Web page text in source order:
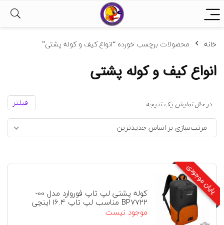
خانه محصولات برچسب خورده “انواع کیف و کوله پشتی”
انواع کیف و کوله پشتی
فیلتر در حال نمایش یک نتیجه
مرتب‌سازی بر اساس جدیدترین
پایان موجودی کوله پشتی لپ تاپ فوروارد مدل 00-
BP7722 مناسب لپ تاپ 16.4 اینچی
موجود نیست